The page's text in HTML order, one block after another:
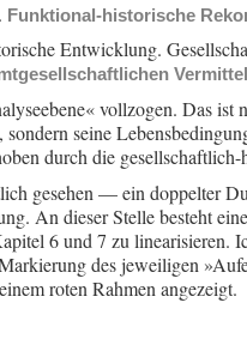
Funktional-historische
Entwicklung.
vollzogen. Das
seine
durch die
gesehen — ein doppelter
An dieser Stelle besteht
6 und 7 zu linearisieren.
des jeweiligen
roten Rahmen angezeigt.